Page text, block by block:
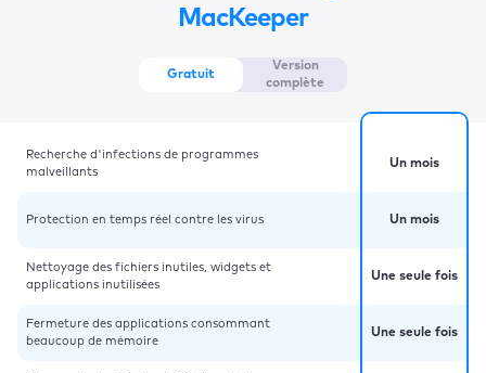
MacKeeper
Gratuit
Version
complète
Recherche d'infections de programmes
malveillants
Protection en temps réel contre les virus
Nettoyage des fichiers inutiles, widgets et
applications inutilisées
Fermeture des applications consommant
beaucoup de mémoire
Un mois
Un mois
Une seule fois
Une seule fois